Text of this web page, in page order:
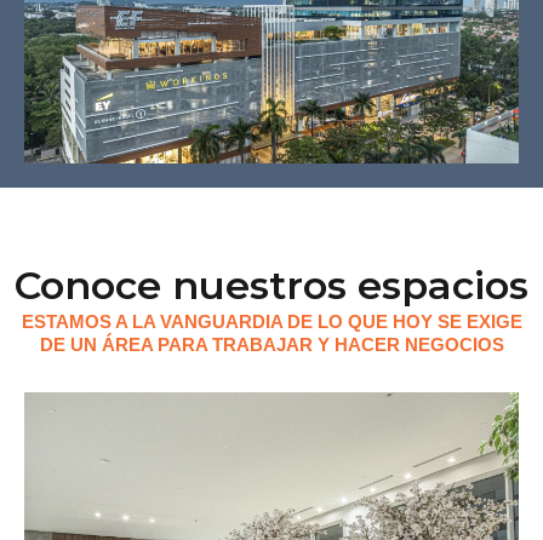
Conoce nuestros espacios
ESTAMOS A LA VANGUARDIA DE LO QUE HOY SE EXIGE
DE UN ÁREA PARA TRABAJAR Y HACER NEGOCIOS